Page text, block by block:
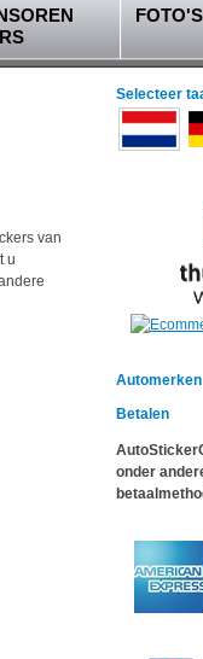
van
u
Selecteer
Automerken
Betalen
onder